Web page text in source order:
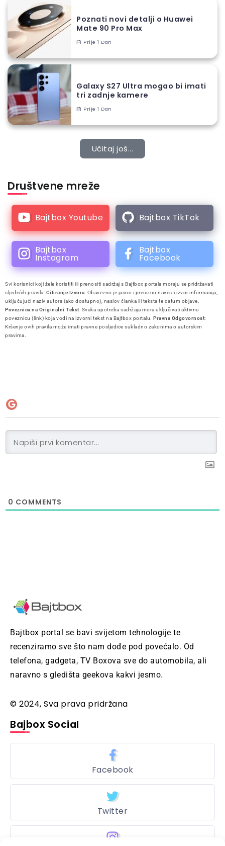
Poznati novi detalji o Huawei
Mate 90 Pro Max
Prije 1 Dan
Galaxy S27 Ultra mogao bi imati
tri zadnje kamere
Prije 1 Dan
Učitaj još...
Društvene mreže
Bajtbox Youtube Bajtbox TikTok
Bajtbox
Instagram
Bajtbox
Facebook
Svi korisnici koji žele koristiti ili prenositi sadržaj s Bajtbox portala moraju se pridržavati
sljedećih pravila: Citiranje Izvora: Obavezno je jasno i precizno navesti izvor informacija,
uključujući naziv autora (ako dostupno), naslov članka ili teksta te datum objave.
Poveznica na Originalni Tekst: Svaka upotreba sadržaja mora uključivati aktivnu
poveznicu (link) koja vodi na izvorni tekst na Bajtbox portalu. Pravna Odgovornost:
Kršenje ovih pravila može imati pravne posljedice sukladno zakonima o autorskim
pravima.
0 COMMENTS
Bajtbox portal se bavi svijetom tehnologije te
recenziramo sve što nam dođe pod povećalo. Od
telefona, gadgeta, TV Boxova sve do automobila, ali
naravno s gledišta geekova kakvi jesmo.
© 2024, Sva prava pridržana
Bajbox Social
Facebook
Twitter